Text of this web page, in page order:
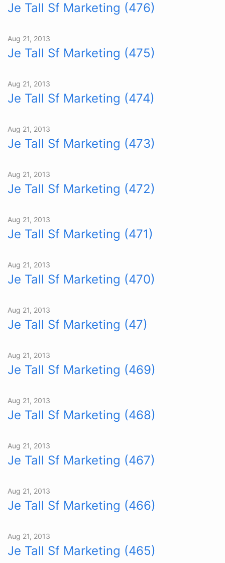
Je Tall Sf Marketing (476)
Aug 21, 2013
Je Tall Sf Marketing (475)
Aug 21, 2013
Je Tall Sf Marketing (474)
Aug 21, 2013
Je Tall Sf Marketing (473)
Aug 21, 2013
Je Tall Sf Marketing (472)
Aug 21, 2013
Je Tall Sf Marketing (471)
Aug 21, 2013
Je Tall Sf Marketing (470)
Aug 21, 2013
Je Tall Sf Marketing (47)
Aug 21, 2013
Je Tall Sf Marketing (469)
Aug 21, 2013
Je Tall Sf Marketing (468)
Aug 21, 2013
Je Tall Sf Marketing (467)
Aug 21, 2013
Je Tall Sf Marketing (466)
Aug 21, 2013
Je Tall Sf Marketing (465)